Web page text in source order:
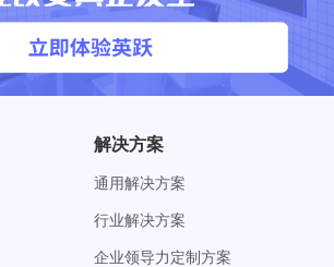
解决方案
通用解决方案
行业解决方案
企业领导力定制方案